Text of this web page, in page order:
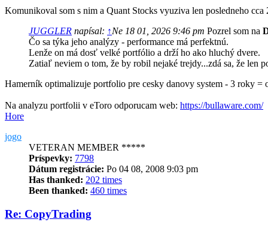
Komunikoval som s nim a Quant Stocks vyuziva len posledneho
JUGGLER napísal: ↑Ne 18 01, 2026 9:46 pm Pozrel som na
Čo sa týka jeho analýzy - performance má perfektnú.
Lenže on má dosť velké portfólio a drží ho ako hluchý dvere.
Zatiaľ neviem o tom, že by robil nejaké trejdy...zdá sa, že len
Hamerník optimalizuje portfolio pre cesky danovy system - 3 roky =
Na analyzu portfolii v eToro odporucam web: https://bullaware.com/
Hore
jogo
VETERAN MEMBER *****
Príspevky: 7798
Dátum registrácie: Po 04 08, 2008 9:03 pm
Has thanked: 202 times
Been thanked: 460 times
Re: CopyTrading